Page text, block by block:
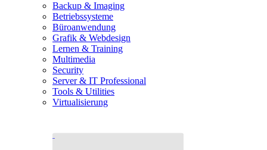
Backup & Imaging
Betriebssysteme
Büroanwendung
Grafik & Webdesign
Lernen & Training
Multimedia
Security
Server & IT Professional
Tools & Utilities
Virtualisierung